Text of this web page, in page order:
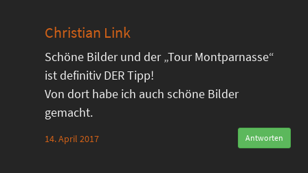
Christian Link
Schöne Bilder und der „Tour Montparnasse“
ist definitiv DER Tipp!
Von dort habe ich auch schöne Bilder
gemacht.
14. April 2017 Antworten